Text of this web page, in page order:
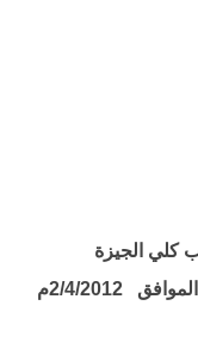
والمحدد لنظرها جلسة يوم الاثنين الموافق 2/4/2012م